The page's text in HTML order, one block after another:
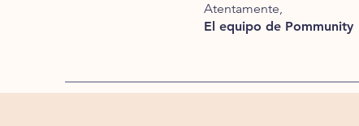
Atentamente,
El equipo de Pommunity